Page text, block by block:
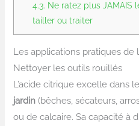
4.3. Ne ratez plus JAMAIS
tailler ou traiter
Les applications pratiques de
Nettoyer les outils rouillés
L’acide citrique excelle dans le
jardin (bêches, sécateurs,
ou de calcaire. Sa capacité à